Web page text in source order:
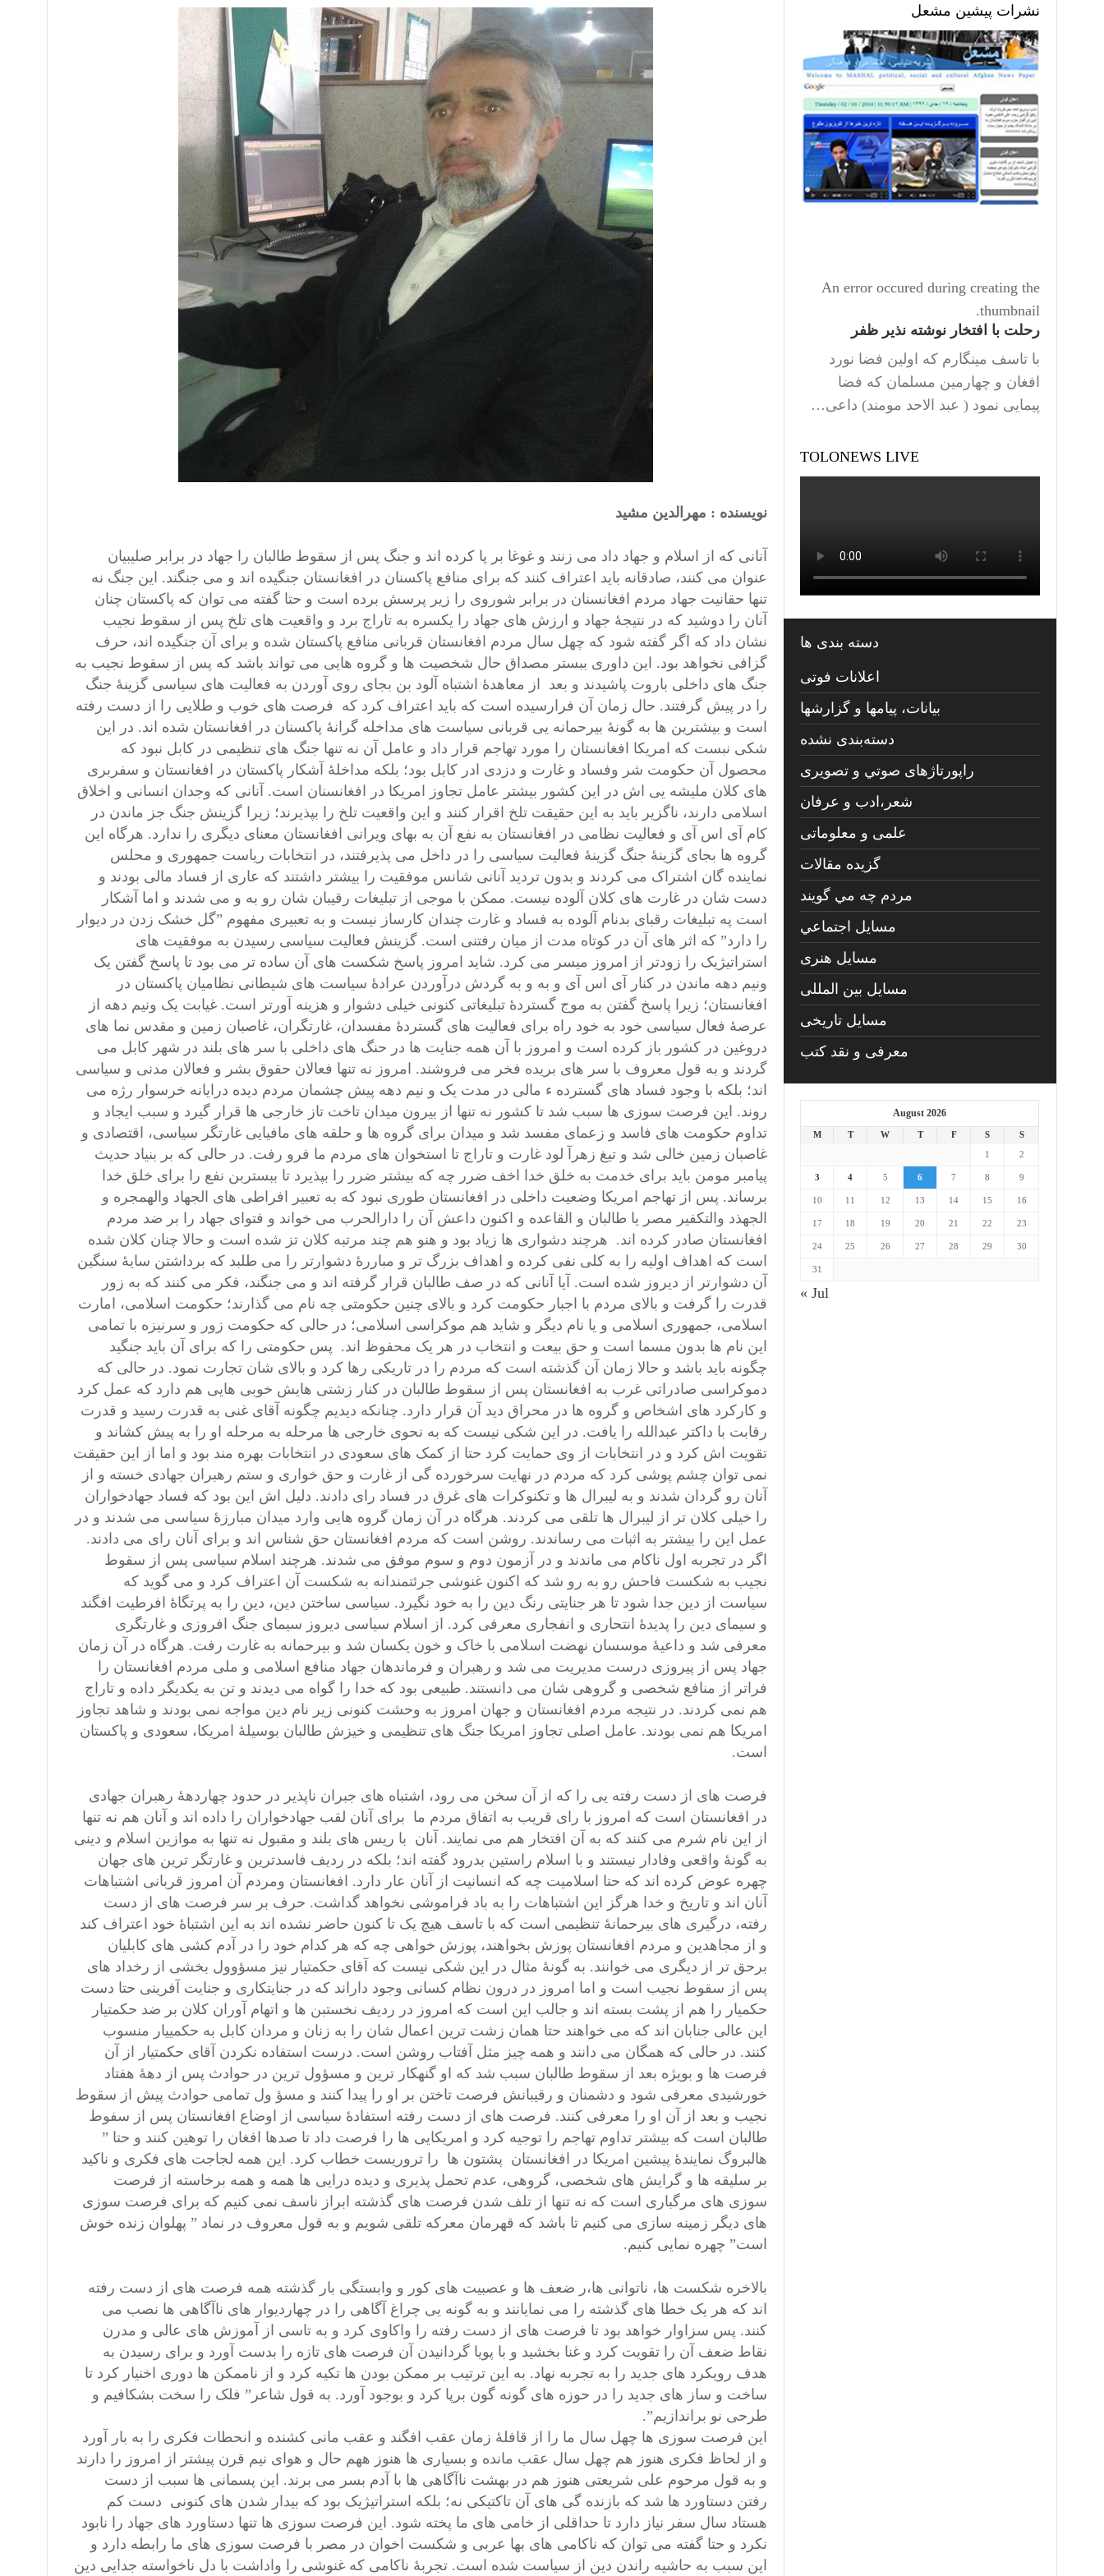
نویسنده : مهرالدین مشید
آنانی که از اسلام و جهاد داد می زنند و غوغا بر پا کرده اند و جنگ پس از سقوط طالبان را جهاد در برابر صلیبیان
عنوان می کنند، صادقانه باید اعتراف کنند که برای منافع پاکسنان در افغانستان جنگیده اند و می جنگند. این جنگ نه
تنها حقانیت جهاد مردم افغانسنان در برابر شوروی را زیر پرسش برده است و حتا گفته می توان که پاکستان چنان
آنان را دوشید که در نتیجۀ جهاد و ارزش های جهاد را یکسره به تاراج برد و واقعیت های تلخ پس از سقوط نجیب
نشان داد که اگر گفته شود که چهل سال مردم افغانستان قربانی منافع پاکستان شده و برای آن جنگیده اند، حرف
گزافی نخواهد بود. این داوری ببستر مصداق حال شخصیت ها و گروه هایی می تواند باشد که پس از سقوط نجیب به
جنگ های داخلی باروت پاشیدند و بعد از معاهدۀ اشتباه آلود بن بجای روی آوردن به فعالیت های سیاسی گزینۀ جنگ
را در پیش گرفتند. حال زمان آن فرارسیده است که باید اعتراف کرد که فرصت های خوب و طلایی را از دست رفته
است و بیشترین ها به گونۀ بیرحمانه یی قربانی سیاست های مداخله گرانۀ پاکسنان در افغانستان شده اند. در این
شکی نبست که امریکا افغانستان را مورد تهاجم قرار داد و عامل آن نه تنها جنگ های تنظیمی در کابل نبود که
محصول آن حکومت شر وفساد و غارت و دزدی ادر کابل بود؛ بلکه مداخلۀ آشکار پاکستان در افغانستان و سفربری
های کلان ملیشه یی اش در این کشور بیشتر عامل تجاوز امریکا در افغانسنان است. آنانی که وجدان انسانی و اخلاق
اسلامی دارند، ناگزیر باید به این حقیقت تلخ اقرار کنند و این واقعیت تلخ را بپذیرند؛ زیرا گزینش جنگ جز ماندن در
کام آی اس آی و فعالیت نظامی در افغانستان به نفع آن به بهای ویرانی افغانستان معنای دیگری را ندارد. هرگاه این
گروه ها بجای گزینۀ جنگ گزینۀ فعالیت سیاسی را در داخل می پذیرفتند، در انتخابات ریاست جمهوری و محلس
نماینده گان اشتراک می کردند و بدون تردید آنانی شانس موفقیت را بیشتر داشتند که عاری از فساد مالی بودند و
دست شان در غارت های کلان آلوده نیست. ممکن با موجی از تبلیغات رقیبان شان رو به و می شدند و اما آشکار
است په تبلیغات رقبای بدنام آلوده به فساد و غارت چندان کارساز نیست و به تعبیری مفهوم ”گل خشک زدن در دیوار
را دارد” که اثر های آن در کوتاه مدت از میان رفتنی است. گزینش فعالیت سیاسی رسیدن به موفقیت های
استراتیژیک را زودتر از امروز میسر می کرد. شاید امروز پاسخ شکست های آن ساده تر می بود تا پاسخ گفتن یک
ونیم دهه ماندن در کنار آی اس آی و به و به گردش درآوردن عرادۀ سیاست های شیطانی نظامیان پاکستان در
افغانستان؛ زیرا پاسخ گفتن به موج گستردۀ تبلیغاتی کنونی خیلی دشوار و هزینه آورتر است. غیابت یک ونیم دهه از
عرصۀ فعال سیاسی خود به خود راه برای فعالیت های گستردۀ مفسدان، غارتگران، غاصبان زمین و مقدس نما های
دروغین در کشور باز کرده است و امروز با آن همه جنایت ها در حنگ های داخلی با سر های بلند در شهر کابل می
گردند و به قول معروف با سر های بریده فخر می فروشند. امروز نه تنها فعالان حقوق بشر و فعالان مدنی و سیاسی
اند؛ بلکه با وجود فساد های گسترده ء مالی در مدت یک و نیم دهه پیش چشمان مردم دیده درایانه خرسوار رژه می
روند. این فرصت سوزی ها سبب شد تا کشور نه تنها از بیرون میدان تاخت تاز خارجی ها قرار گیرد و سبب ایجاد و
تداوم حکومت های فاسد و زعمای مفسد شد و میدان برای گروه ها و حلقه های مافیایی غارتگر سیاسی، اقتصادی و
غاصبان زمین خالی شد و تیغ زهرآ لود غارت و تاراج تا استخوان های مردم ما فرو رفت. در حالی که بر بنیاد حدیث
پیامبر مومن باید برای خدمت به خلق خدا اخف ضرر چه که بیشتر ضرر را بپذیرد تا ببستربن نفع را برای خلق خدا
برساند. پس از تهاجم امریکا وضعیت داخلی در افغانستان طوری نبود که به تعبیر افراطی های الجهاد والهمجره و
الجهذد والتکفیر مصر یا طالبان و القاعده و اکنون داعش آن را دارالحرب می خواند و فتوای جهاد را بر ضد مردم
افغانستان صادر کرده اند. هرچند دشواری ها زیاد بود و هنو هم چند مرتبه کلان تز شده است و حالا چنان کلان شده
است که اهداف اولیه را به کلی نفی کرده و اهداف بزرگ تر و مباررۀ دشوارتر را می طلبد که برداشتن سایۀ سنگین
آن دشوارتر از دیروز شده است. آیا آنانی که در صف طالبان قرار گرفته اند و می جنگند، فکر می کنند که به زور
قدرت را گرفت و بالای مردم با اجبار حکومت کرد و بالای چنین حکومتی چه نام می گذارند؛ حکومت اسلامی، امارت
اسلامی، جمهوری اسلامی و یا نام دیگر و شاید هم موکراسی اسلامی؛ در حالی که حکومت زور و سرنیزه با تمامی
این نام ها بدون مسما است و حق بیعت و انتخاب در هر یک محفوظ اند. پس حکومتی را که برای آن باید جنگید
چگونه باید باشد و حالا زمان آن گذشته است که مردم را در تاریکی رها کرد و بالای شان تجارت نمود. در حالی که
دموکراسی صادراتی غرب به افغانستان پس از سقوط طالبان در کنار زشتی هایش خوبی هایی هم دارد که عمل کرد
و کارکرد های اشخاص و گروه ها در محراق دید آن قرار دارد. چنانکه دیدیم چگونه آقای غنی به قدرت رسید و قدرت
رقابت با داکتر عبدالله را یافت. در این شکی نیست که به نحوی خارجی ها مرحله به مرحله او را به پیش کشاند و
تقویت اش کرد و در انتخابات از وی حمایت کرد حتا از کمک های سعودی در انتخابات بهره مند بود و اما از این حقیقت
نمی توان چشم پوشی کرد که مردم در نهایت سرخورده گی از غارت و حق خواری و ستم رهبران جهادی خسته و از
آنان رو گردان شدند و به لیبرال ها و تکنوکرات های غرق در فساد رای دادند. دلیل اش این بود که فساد جهادخواران
را خیلی کلان تر از لیبرال ها تلقی می کردند. هرگاه در آن زمان گروه هایی وارد میدان مبارزۀ سیاسی می شدند و در
عمل این را بیشتر به اثبات می رساندند. روشن است که مردم افغانستان حق شناس اند و برای آنان رای می دادند.
اگر در تجربه اول ناکام می ماندند و در آزمون دوم و سوم موفق می شدند. هرچند اسلام سیاسی پس از سقوط
نجیب به شکست فاحش رو به رو شد که اکنون غنوشی جرئتمندانه به شکست آن اعتراف کرد و می گوید که
سیاست از دین جدا شود تا هر جنایتی رنگ دین را به خود نگیرد. سیاسی ساختن دین، دین را به پرتگاۀ افرطیت افگند
و سیمای دین را پدیدۀ انتحاری و انفجاری معرفی کرد. از اسلام سیاسی دیروز سیمای جنگ افروزی و غارتگری
معرفی شد و داعیۀ موسسان نهضت اسلامی با خاک و خون یکسان شد و بیرحمانه به غارت رفت. هرگاه در آن زمان
جهاد پس از پیروزی درست مدیریت می شد و رهبران و فرماندهان جهاد منافع اسلامی و ملی مردم افغانستان را
فراتر از منافع شخصی و گروهی شان می دانستند. طبیعی بود که خدا را گواه می دیدند و تن به یکدیگر داده و تاراج
هم نمی کردند. در نتیجه مردم افغانستان و جهان امروز به وحشت کنونی زیر نام دین مواجه نمی بودند و شاهد تجاوز
امریکا هم نمی بودند. عامل اصلی تجاوز امریکا جنگ های تنظیمی و خیزش طالبان بوسیلۀ امریکا، سعودی و پاکستان
است.
فرصت های از دست رفته یی را که از آن سخن می رود، اشتباه های جبران ناپذیر در حدود چهاردهۀ رهبران جهادی
در افغانستان است که امروز با رای قریب به اتفاق مردم ما برای آنان لقب جهادخواران را داده اند و آنان هم نه تنها
از این نام شرم می کنند که به آن افتخار هم می نمایند. آنان با ریس های بلند و مقبول نه تنها به موازین اسلام و دینی
به گونۀ واقعی وفادار نیستند و با اسلام راستین بدرود گفته اند؛ بلکه در ردیف فاسدترین و غارتگر ترین های جهان
چهره عوض کرده اند که حتا اسلامیت چه که انسانیت از آنان عار دارد. افغانستان ومردم آن امروز قربانی اشتباهات
آنان اند و تاریخ و خدا هرگز این اشتباهات را به باد فراموشی نخواهد گداشت. حرف بر سر فرصت های از دست
رفته، درگیری های بیرحمانۀ تنظیمی است که با تاسف هیچ یک تا کنون حاضر نشده اند به این اشتباۀ خود اعتراف کند
و از مجاهدین و مردم افغانستان پوزش بخواهند، پوزش خواهی چه که هر کدام خود را در آدم کشی های کابلیان
برحق تر از دیگری می خوانند. به گونۀ مثال در این شکی نیست که آقای حکمتیار نیز مسؤوول بخشی از رخداد های
پس از سقوط نجیب است و اما امروز در درون نظام کسانی وجود داراند که در جنایتکاری و جنایت آفرینی حتا دست
حکمیار را هم از پشت بسته اند و جالب این است که امروز در ردیف نخستبن ها و اتهام آوران کلان بر ضد حکمتیار
این عالی جنابان اند که می خواهند حتا همان زشت ترین اعمال شان را به زنان و مردان کابل به حکمییار منسوب
کنند. در حالی که همگان می دانند و همه چیز مثل آفتاب روشن است. درست استفاده نکردن آقای حکمتیار از آن
فرصت ها و بویژه بعد از سقوط طالبان سبب شد که او گنهکار ترین و مسؤول ترین در حوادث پس از دهۀ هفتاد
خورشیدی معرفی شود و دشمنان و رقیبانش فرصت تاختن بر او را پیدا کنند و مسؤ ول تمامی حوادث پیش از سقوط
نجیب و بعد از آن او را معرفی کنند. فرصت های از دست رفته استفادۀ سیاسی از اوضاع افغانستان پس از سفوط
طالبان است که بیشتر تداوم تهاجم را توجیه کرد و امریکایی ها را فرصت داد تا صدها افغان را توهین کنند و حتا ”
هالبروگ نمایندۀ پیشین امریکا در افغانستان پشتون ها را تروریست خطاب کرد. این همه لجاجت های فکری و ناکید
بر سلیقه ها و گرایش های شخصی، گروهی، عدم تحمل پذیری و دیده درایی ها همه و همه برخاسته از فرصت
سوزی های مرگباری است که نه تنها از تلف شدن فرصت های گذشته ابراز ناسف نمی کنیم که برای فرصت سوزی
های دیگر زمینه سازی می کنیم تا باشد که قهرمان معرکه تلقی شویم و به قول معروف در نماد ” پهلوان زنده خوش
است” چهره نمایی کنیم.
بالاخره شکست ها، ناتوانی ها،ر ضعف ها و عصبیت های کور و وابستگی بار گذشته همه فرصت های از دست رفته
اند که هر یک خطا های گذشته را می نمایانند و به گونه یی چراغ آگاهی را در چهاردیوار های ناآگاهی ها نصب می
کنند. پس سزاوار خواهد بود تا فرصت های از دست رفته را واکاوی کرد و به تاسی از آموزش های عالی و مدرن
نقاط ضعف آن را تقویت کرد و غنا بخشید و با پویا گردانیدن آن فرصت های تازه را بدست آورد و برای رسیدن به
هدف رویکرد های جدید را به تجربه نهاد. به این ترتیب بر ممکن بودن ها تکیه کرد و از ناممکن ها دوری اخنیار کرد تا
ساخت و ساز های جدید را در حوزه های گونه گون برپا کرد و بوجود آورد. به قول شاعر” فلک را سخت بشکافیم و
طرحی نو براندازیم”.
این فرصت سوزی ها چهل سال ما را از قافلۀ زمان عقب افگند و عقب مانی کشنده و انحطات فکری را به بار آورد
و از لحاظ فکری هنوز هم چهل سال عقب مانده و بسیاری ها هنوز ههم حال و هوای نیم قرن پیشتر از امروز را دارند
و به قول مرحوم علی شریعتی هنوز هم در بهشت ناآگاهی ها با آدم بسر می برند. این پسمانی ها سبب از دست
رفتن دستاورد ها شد که بازنده گی های آن تاکتیکی نه؛ بلکه استراتیژیک بود که بیدار شدن های کنونی دست کم
هستاد سال سفر نیاز دارد تا حداقلی از خامی های ما پخته شود. این فرصت سوزی ها تنها دستاورد های جهاد را نابود
نکرد و حتا گفته می توان که ناکامی های بها عربی و شکست اخوان در مصر با فرصت سوزی های ما رابطه دارد و
این سبب به حاشیه راندن دین از سیاست شده است. تجربۀ ناکامی که غنوشی را واداشت با دل ناخواسته جدایی دین
نشرات پیشین مشعل
An error occured during creating the
thumbnail.
رحلت با افتخار نوشته نذیر ظفر
با تاسف مینگارم که اولین فضا نورد
افغان و چهارمین مسلمان که فضا
پیمایی نمود ( عبد الاحد مومند) داعی…
TOLONEWS LIVE
دسته بندی ها
اعلانات فوتی
بیانات، پیامها و گزارشها
دسته‌بندی نشده
راپورتاژهای صوتي و تصويری
شعر،ادب و عرفان
علمی و معلوماتی
گزیده مقالات
مردم چه مي گويند
مسايل اجتماعي
مسايل هنری
مسایل بین المللی
مسایل تاریخی
معرفی و نقد کتب
August 2026
M T W T F S
S
1
2
3 4 5 6 7 8 9
10 11 12 13 14 15 16
17 18 19 20 21 22 23
24 25 26 27 28 29 30
31
« Jul